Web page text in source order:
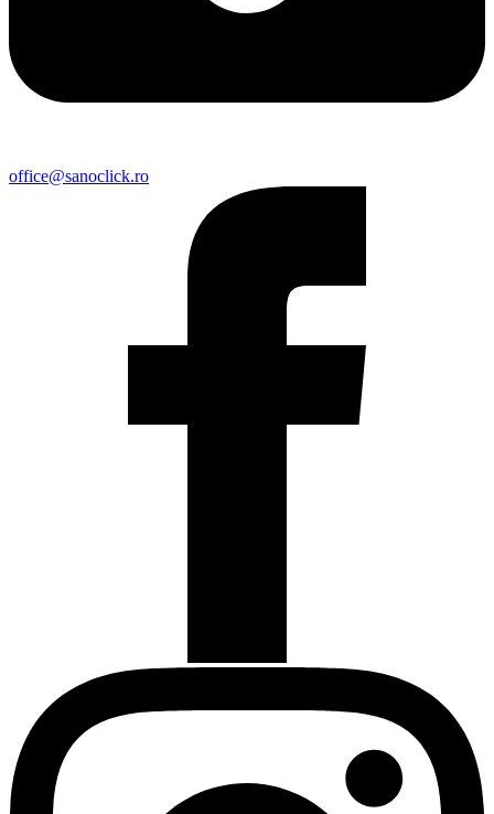
office@sanoclick.ro